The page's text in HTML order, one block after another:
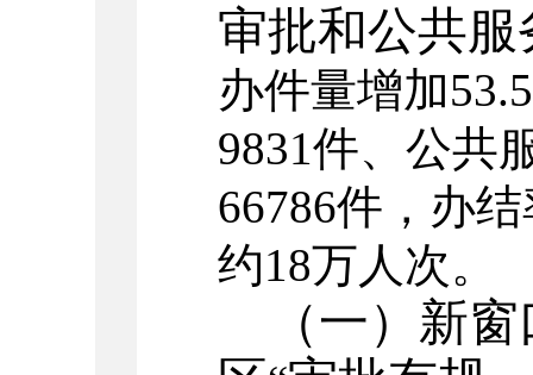
审批和公共服
办件量增加
9831件、公共
66786件，办
约18万人次。
（一）新